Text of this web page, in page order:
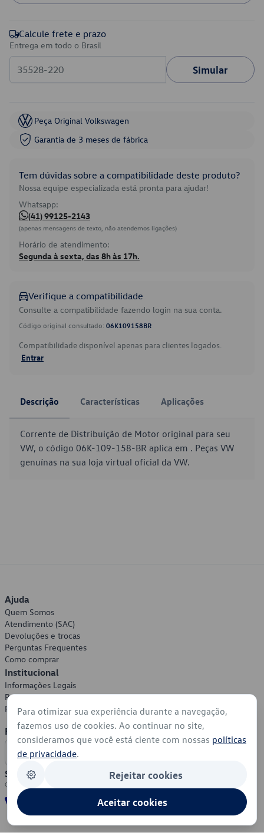
Calcule frete e prazo
Entrega em todo o Brasil
Simular
Peça Original Volkswagen
Garantia de 3 meses de fábrica
Tem dúvidas sobre a compatibilidade deste produto?
Nossa equipe especializada está pronta para ajudar!
Whatsapp:
(41) 99125-2143
(apenas mensagens de texto, não atendemos ligações)
Horário de atendimento:
Segunda à sexta, das 8h às 17h.
Verifique a compatibilidade
Consulte a compatibilidade fazendo login na sua conta.
Código original consultado: 06K109158BR
Compatibilidade disponível apenas para clientes logados.
Entrar
Descrição Características Aplicações
Corrente de Distribuição de Motor original para seu
VW, o código 06K-109-158-BR aplica em . Peças VW
genuínas na sua loja virtual oficial da VW.
Ajuda
Quem Somos
Atendimento (SAC)
Devoluções e trocas
Perguntas Frequentes
Como comprar
Institucional
Informações Legais
Política de Privacidade
Política de Cookies
Formas de Pagamento
Segurança
Para otimizar sua experiência durante a navegação,
fazemos uso de cookies. Ao continuar no site,
consideramos que você está ciente com nossas políticas
de privacidade.
Rejeitar cookies
Aceitar cookies